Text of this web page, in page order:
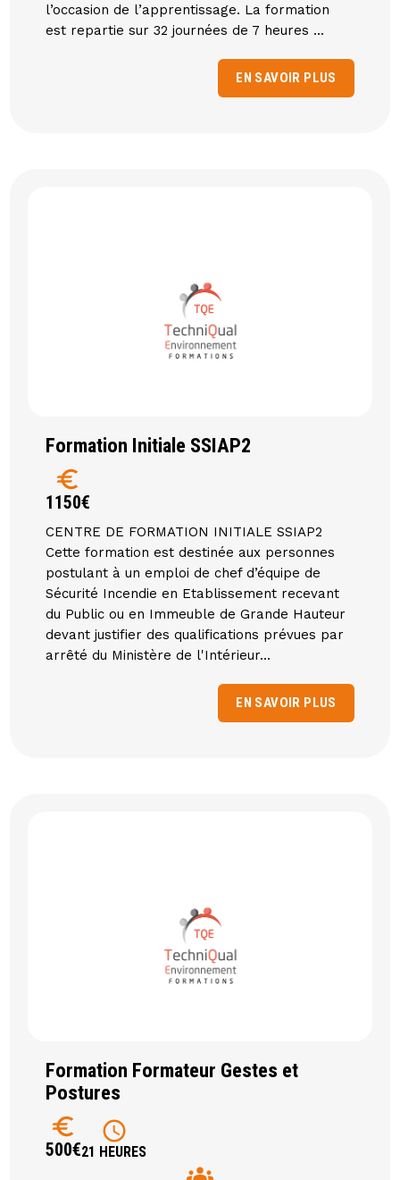
l’occasion de l’apprentissage. La formation
est repartie sur 32 journées de 7 heures ...
EN SAVOIR PLUS
Formation Initiale SSIAP2
euro
1150€
CENTRE DE FORMATION INITIALE SSIAP2
Cette formation est destinée aux personnes
postulant à un emploi de chef d’équipe de
Sécurité Incendie en Etablissement recevant
du Public ou en Immeuble de Grande Hauteur
devant justifier des qualifications prévues par
arrêté du Ministère de l'Intérieur...
EN SAVOIR PLUS
Formation Formateur Gestes et
Postures
euro
500€
schedule
21 HEURES
groups